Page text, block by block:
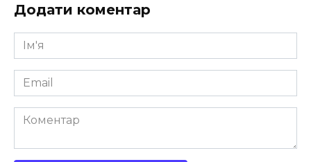
Додати коментар
Ім'я
*
Email
*
Коментар